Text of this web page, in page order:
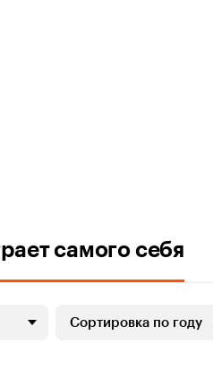
самого себя
Сортировка по году